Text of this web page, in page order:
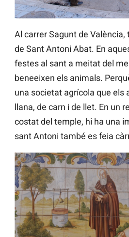
Al carrer Sagunt de València,
de Sant Antoni Abat. En
festes al sant a meitat del
beneeixen els animals.
una societat agrícola que els
llana, de carn i de llet. En un
costat del temple, hi ha una
sant Antoni també es feia